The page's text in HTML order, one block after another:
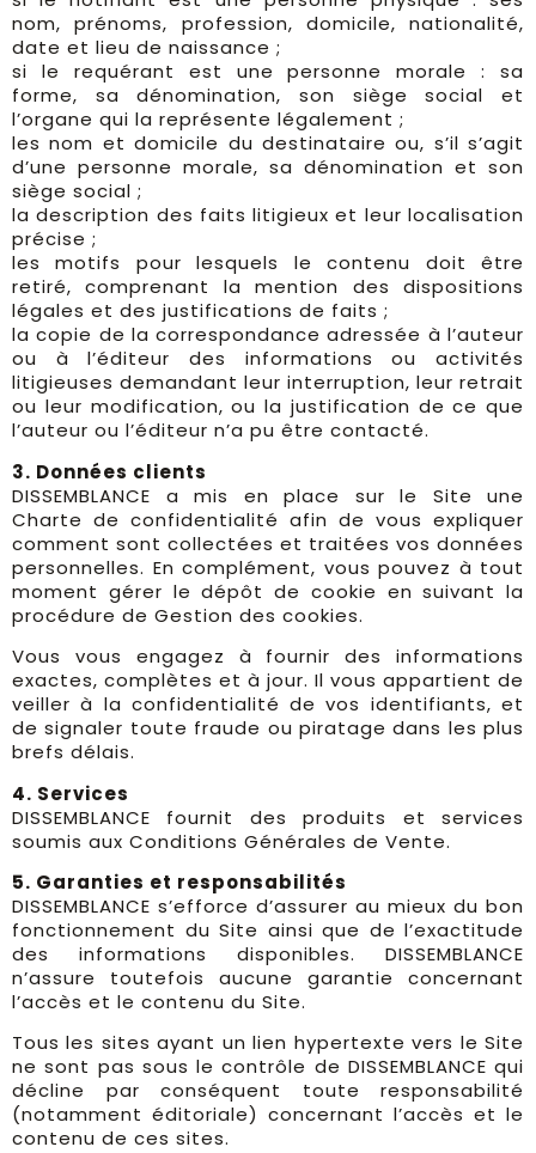
nom, prénoms, profession, domicile, nationalité,
date et lieu de naissance ;
si le requérant est une personne morale : sa
forme, sa dénomination, son siège social et
l’organe qui la représente légalement ;
les nom et domicile du destinataire ou, s’il s’agit
d’une personne morale, sa dénomination et son
siège social ;
la description des faits litigieux et leur localisation
précise ;
les motifs pour lesquels le contenu doit être
retiré, comprenant la mention des dispositions
légales et des justifications de faits ;
la copie de la correspondance adressée à l’auteur
ou à l’éditeur des informations ou activités
litigieuses demandant leur interruption, leur retrait
ou leur modification, ou la justification de ce que
l’auteur ou l’éditeur n’a pu être contacté.
3. Données clients
DISSEMBLANCE a mis en place sur le Site une
Charte de confidentialité afin de vous expliquer
comment sont collectées et traitées vos données
personnelles. En complément, vous pouvez à tout
moment gérer le dépôt de cookie en suivant la
procédure de Gestion des cookies.
Vous vous engagez à fournir des informations
exactes, complètes et à jour. Il vous appartient de
veiller à la confidentialité de vos identifiants, et
de signaler toute fraude ou piratage dans les plus
brefs délais.
4. Services
DISSEMBLANCE fournit des produits et services
soumis aux Conditions Générales de Vente.
5. Garanties et responsabilités
DISSEMBLANCE s’efforce d’assurer au mieux du bon
fonctionnement du Site ainsi que de l’exactitude
des informations disponibles. DISSEMBLANCE
n’assure toutefois aucune garantie concernant
l’accès et le contenu du Site.
Tous les sites ayant un lien hypertexte vers le Site
ne sont pas sous le contrôle de DISSEMBLANCE qui
décline par conséquent toute responsabilité
(notamment éditoriale) concernant l’accès et le
contenu de ces sites.